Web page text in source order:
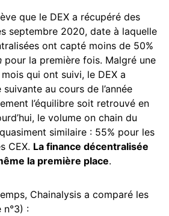
que le DEX a récupéré des
septembre 2020, date à laquelle
ont capté moins de 50%
pour la première fois. Malgré une
qui ont suivi, le DEX a
au cours de l’année
l’équilibre soit retrouvé en
le volume on chain du
similaire : 55% pour les
CEX. La finance décentralisée
la première place.
Chainalysis a comparé les
n°3) :